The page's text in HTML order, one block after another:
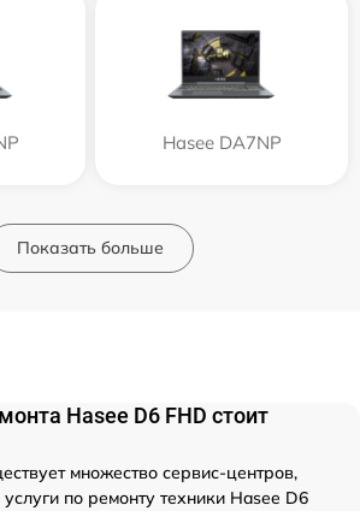
Hasee DA7NP
Показать больше
Hasee D6 FHD стоит
множество сервис-центров,
по ремонту техники Hasee D6